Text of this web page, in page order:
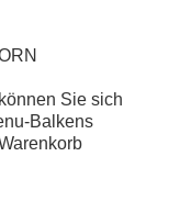
Sie sich
Balkens